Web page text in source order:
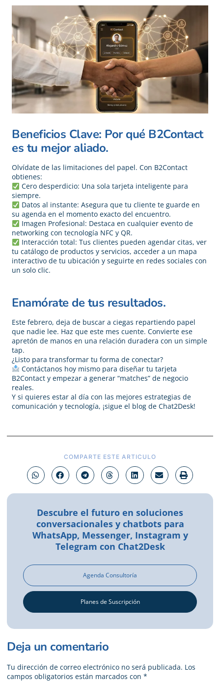
Beneficios Clave: Por qué B2Contact
es tu mejor aliado.
Olvídate de las limitaciones del papel. Con B2Contact
obtienes:
Cero desperdicio: Una sola tarjeta inteligente para
siempre.
Datos al instante: Asegura que tu cliente te guarde en
su agenda en el momento exacto del encuentro.
Imagen Profesional: Destaca en cualquier evento de
networking con tecnología NFC y QR.
Interacción total: Tus clientes pueden agendar citas, ver
tu catálogo de productos y servicios, acceder a un mapa
interactivo de tu ubicación y seguirte en redes sociales con
un solo clic.
Enamórate de tus resultados.
Este febrero, deja de buscar a ciegas repartiendo papel
que nadie lee. Haz que este mes cuente. Convierte ese
apretón de manos en una relación duradera con un simple
tap.
¿Listo para transformar tu forma de conectar?
Contáctanos hoy mismo para diseñar tu tarjeta
B2Contact y empezar a generar “matches” de negocio
reales.
Y si quieres estar al día con las mejores estrategias de
comunicación y tecnología, ¡sigue el blog de Chat2Desk!
COMPARTE ESTE ARTICULO
Descubre el futuro en soluciones
conversacionales y chatbots para
WhatsApp, Messenger, Instagram y
Telegram con Chat2Desk
Agenda Consultoría
Planes de Suscripción
Deja un comentario
Tu dirección de correo electrónico no será publicada. Los
campos obligatorios están marcados con *